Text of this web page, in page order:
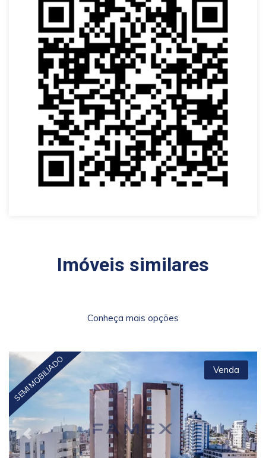
Imóveis similares
Conheça mais opções
Previous Next
SEMI MOBILIADO Venda